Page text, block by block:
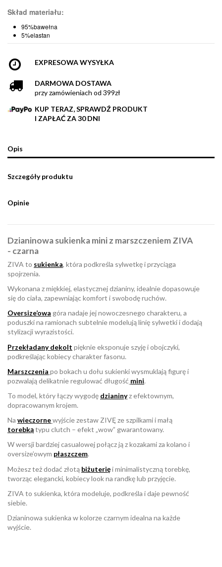
Skład materiału:
95%bawełna
5%elastan
EXPRESOWA WYSYŁKA
DARMOWA DOSTAWA
przy zamówieniach od 399zł
KUP TERAZ, SPRAWDŹ PRODUKT
I ZAPŁAĆ ZA 30 DNI
Opis
Szczegóły produktu
Opinie
Dzianinowa sukienka mini z marszczeniem ZIVA
- czarna
ZIVA to sukienka, która podkreśla sylwetkę i przyciąga
spojrzenia.
Wykonana z miękkiej, elastycznej dzianiny, idealnie dopasowuje
się do ciała, zapewniając komfort i swobodę ruchów.
Oversize’owa góra nadaje jej nowoczesnego charakteru, a
poduszki na ramionach subtelnie modelują linię sylwetki i dodają
stylizacji wyrazistości.
Przekładany dekolt pięknie eksponuje szyję i obojczyki,
podkreślając kobiecy charakter fasonu.
Marszczenia po bokach u dołu sukienki wysmuklają figurę i
pozwalają delikatnie regulować długość mini.
To model, który łączy wygodę dzianinyz efektownym,
dopracowanym krojem.
Na wieczornewyjście zestaw ZIVĘ ze szpilkami i małą
torebkątypu clutch – efekt „wow” gwarantowany.
W wersji bardziej casualowej połącz ją z kozakami za kolano i
oversize’owym płaszczem.
Możesz też dodać złotą biżuterięi minimalistyczną torebkę,
tworząc elegancki, kobiecy look na randkę lub przyjęcie.
ZIVA to sukienka, która modeluje, podkreśla i daje pewność
siebie.
Dzianinowa sukienka w kolorze czarnym idealna na każde
wyjście.